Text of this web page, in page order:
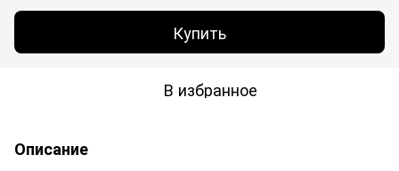
Купить
В избранное
Описание